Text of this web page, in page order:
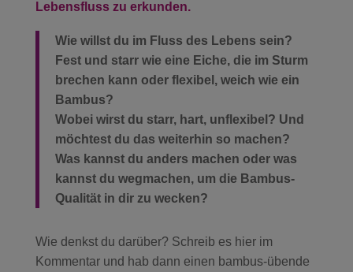
Lebensfluss zu erkunden.
Wie willst du im Fluss des Lebens sein?
Fest und starr wie eine Eiche, die im Sturm
brechen kann oder flexibel, weich wie ein
Bambus?
Wobei wirst du starr, hart, unflexibel? Und
möchtest du das weiterhin so machen?
Was kannst du anders machen oder was
kannst du wegmachen, um die Bambus-
Qualität in dir zu wecken?
Wie denkst du darüber? Schreib es hier im
Kommentar und hab dann einen bambus-übende